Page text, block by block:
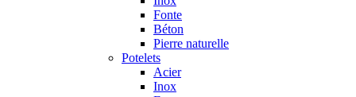
Fonte
Béton
Pierre naturelle
Potelets
Acier
Inox